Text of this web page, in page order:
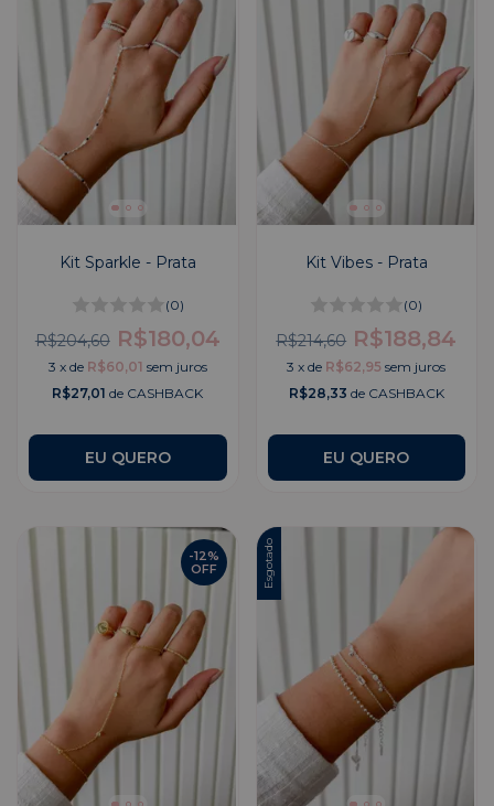
Kit Sparkle - Prata
(0)
R$204,60R$180,04
3 x de R$60,01 sem juros
R$27,01 de CASHBACK
EU QUERO
Kit Vibes - Prata
(0)
R$214,60 R$188,84
3 xde R$62,95 sem juros
R$28,33 de CASHBACK
EU QUERO
-12%
OFF
Esgotado